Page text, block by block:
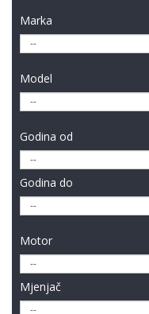
Marka
Model
Godina od
Godina do
Motor
Mjenjač